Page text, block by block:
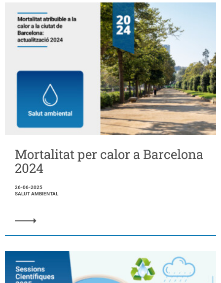
Mortalitat per calor a Barcelona
2024
26-06-2025
SALUT AMBIENTAL